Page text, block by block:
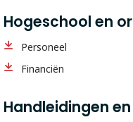
Hogeschool en
Personeel
Financiën
Handleidingen